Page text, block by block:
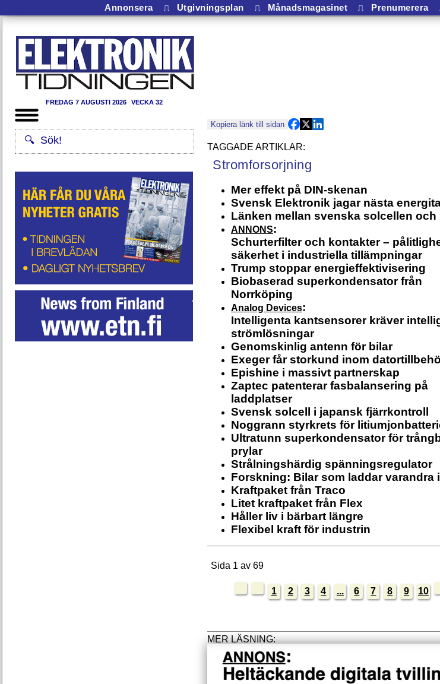
Annonsera ⎍ Utgivningsplan ⎍ Månadsmagasinet ⎍ Prenumerera
FREDAG 7 AUGUSTI 2026 VECKA 32
Kopiera länk till sidan
Stromforsorjning
Mer effekt på DIN-skenan
Svensk Elektronik jagar nästa
Länken mellan svenska solcellen och
ANNONS:
Schurterfilter och kontakter –
säkerhet i industriella tillämpningar
Trump stoppar energieffektivisering
Biobaserad superkondensator från
Norrköping
Analog Devices:
Intelligenta kantsensorer kräver
strömlösningar
Genomskinlig antenn för bilar
Exeger får storkund inom
Epishine i massivt partnerskap
Zaptec patenterar fasbalansering på
laddplatser
Svensk solcell i japansk fjärrkontroll
Noggrann styrkrets för
Ultratunn superkondensator för
prylar
Strålningshärdig spänningsregulator
Forskning: Bilar som laddar varandra
Kraftpaket från Traco
Litet kraftpaket från Flex
Håller liv i bärbart längre
Flexibel kraft för industrin
Sida 1 av 69
1 2 3 4 ... 6 7 8 9 10